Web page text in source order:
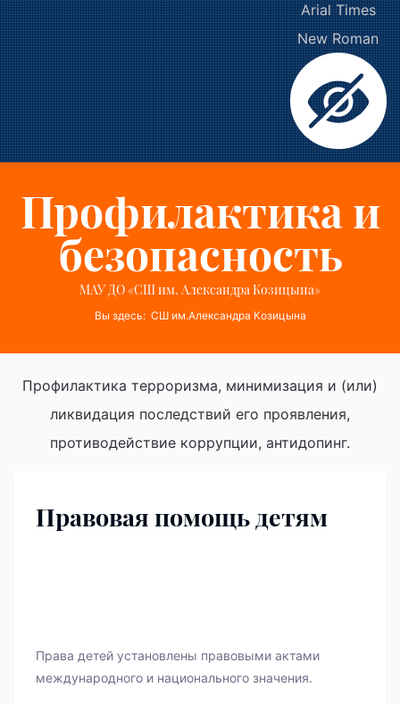
Arial Times
New Roman
Профилактика и
безопасность
МАУ ДО «СШ им. Александра Козицына»
Вы здесь: СШ им.Александра Козицына
Профилактика терроризма, минимизация и (или)
ликвидация последствий его проявления,
противодействие коррупции, антидопинг.
Правовая помощь детям
Права детей установлены правовыми актами
международного и национального значения.